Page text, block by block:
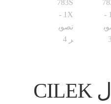
قندان لاو مدل CILEK